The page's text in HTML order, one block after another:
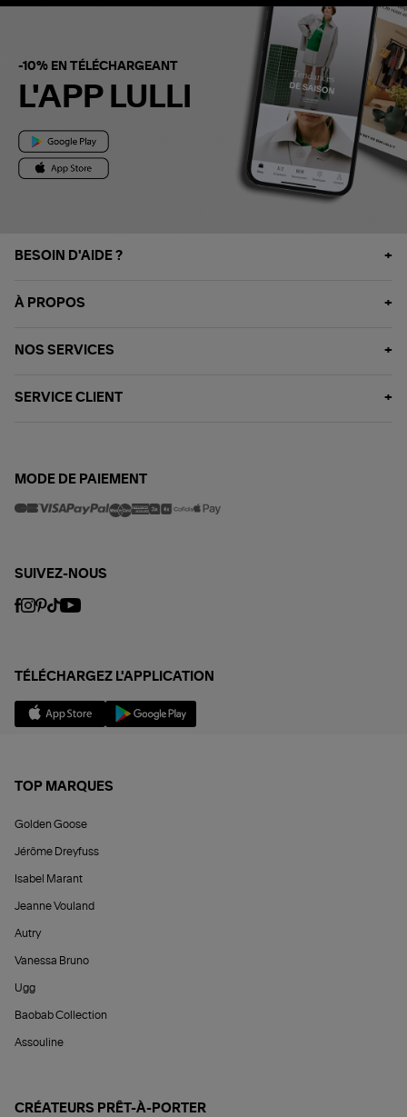
-10% EN TÉLÉCHARGEANT
L'APP LULLI
BESOIN D'AIDE ?
À PROPOS
NOS SERVICES
SERVICE CLIENT
MODE DE PAIEMENT
SUIVEZ-NOUS
TÉLÉCHARGEZ L'APPLICATION
TOP MARQUES
Golden Goose
Jérôme Dreyfuss
Isabel Marant
Jeanne Vouland
Autry
Vanessa Bruno
Ugg
Baobab Collection
Assouline
CRÉATEURS PRÊT-À-PORTER